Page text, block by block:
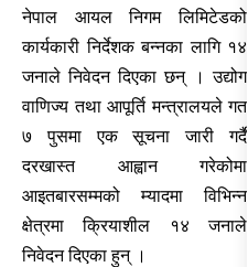
नेपाल आयल निगम लिमिटेडको
कार्यकारी निर्देशक बन्नका लागि १४
जनाले निवेदन दिएका छन् । उद्योग
वाणिज्य तथा आपूर्ति मन्त्रालयले गत
७ पुसमा एक सूचना जारी गर्दै
दरखास्त आह्वान गरेकोमा
आइतबारसम्मको म्यादमा विभिन्न
क्षेत्रमा क्रियाशील १४ जनाले
निवेदन दिएका हुन् ।